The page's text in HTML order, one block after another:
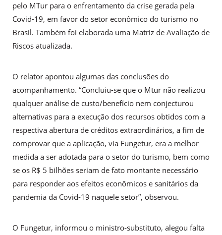
pelo MTur para o enfrentamento da crise gerada pela
Covid-19, em favor do setor econômico do turismo no
Brasil. Também foi elaborada uma Matriz de Avaliação de
Riscos atualizada.
O relator apontou algumas das conclusões do
acompanhamento. “Concluiu-se que o Mtur não realizou
qualquer análise de custo/benefício nem conjecturou
alternativas para a execução dos recursos obtidos com a
respectiva abertura de créditos extraordinários, a fim de
comprovar que a aplicação, via Fungetur, era a melhor
medida a ser adotada para o setor do turismo, bem como
se os R$ 5 bilhões seriam de fato montante necessário
para responder aos efeitos econômicos e sanitários da
pandemia da Covid-19 naquele setor”, observou.
O Fungetur, informou o ministro-substituto, alegou falta